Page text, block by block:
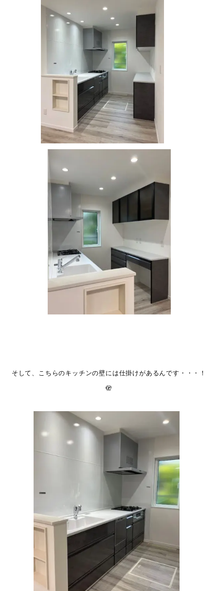
そして、こちらのキッチンの壁には仕掛けがあるんです・・・！
🫣